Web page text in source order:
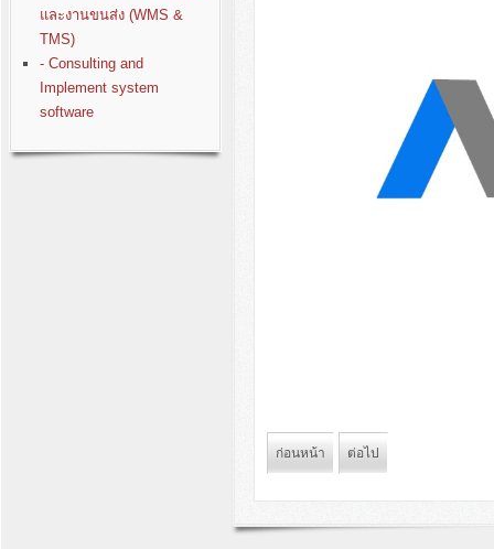
และงานขนส่ง (WMS &
TMS)
- Consulting and
Implement system
software
ก่อนหน้า ต่อไป